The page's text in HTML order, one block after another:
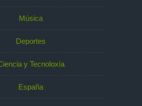
Música
Deportes
y Tecnoloxía
España